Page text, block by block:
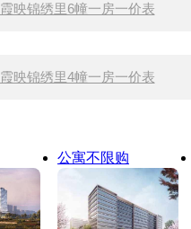
霞映锦绣里6幢一房一价表
霞映锦绣里4幢一房一价表
公寓不限购